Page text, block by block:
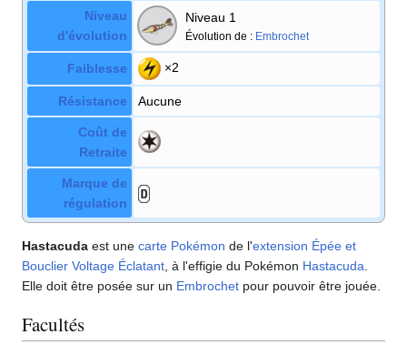
Niveau
d'évolution
Niveau 1
Évolution de : Embrochet
Faiblesse ×2
Résistance Aucune
Coût de
Retraite
Marque de
régulation
Hastacuda est une carte Pokémon de l'extension Épée et
Bouclier Voltage Éclatant , à l'effigie du Pokémon Hastacuda
Elle doit être posée sur un Embrochet pour pouvoir être jouée.
Facultés